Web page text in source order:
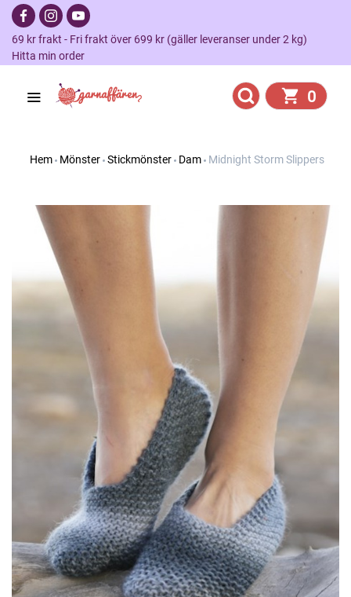
69 kr frakt - Fri frakt över 699 kr (gäller leveranser under 2 kg)
Hitta min order
0
Hem Mönster Stickmönster Dam Midnight Storm Slippers